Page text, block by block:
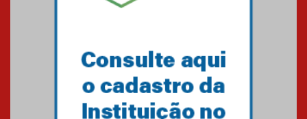
Primeiro culto do ano ressalta o
27.02.2026